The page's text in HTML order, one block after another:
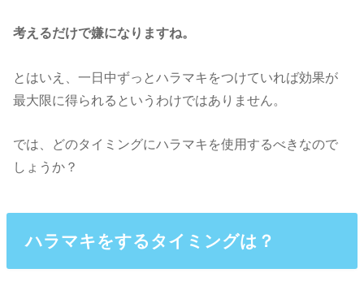
考えるだけで嫌になりますね。
とはいえ、一日中ずっとハラマキをつけていれば効果が
最大限に得られるというわけではありません。
では、どのタイミングにハラマキを使用するべきなので
しょうか？
ハラマキをするタイミングは？